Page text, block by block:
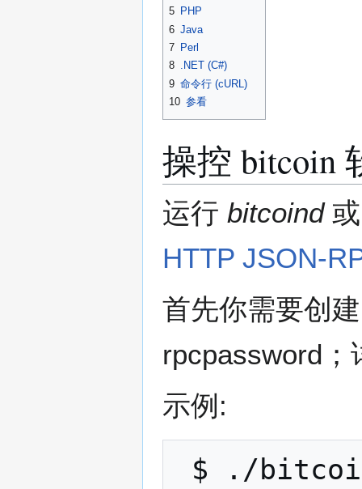
5 PHP
6 Java
7 Perl
8 .NET (C#)
9 命令行 (cURL)
10 参看
操控 bitcoin
运行 bitcoind
HTTP JSON-
首先你需要创
rpcpassword；
示例: